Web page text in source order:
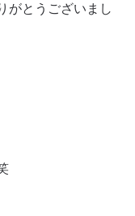
がとうございまし